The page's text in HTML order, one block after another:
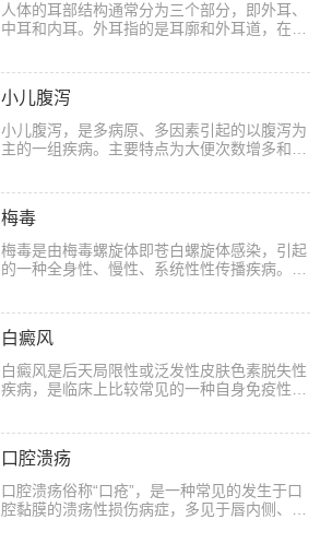
人体的耳部结构通常分为三个部分，即外耳、
中耳和内耳。外耳指的是耳廓和外耳道，在外
小...
小儿腹泻
小儿腹泻，是多病原、多因素引起的以腹泻为
主的一组疾病。主要特点为大便次数增多和性
由...
梅毒
梅毒是由梅毒螺旋体即苍白螺旋体感染，引起
的一种全身性、慢性、系统性性传播疾病。苍
的...
白癜风
白癜风是后天局限性或泛发性皮肤色素脱失性
疾病，是临床上比较常见的一种自身免疫性皮
表...
口腔溃疡
口腔溃疡俗称“口疮”，是一种常见的发生于口
腔黏膜的溃疡性损伤病症，多见于唇内侧、舌